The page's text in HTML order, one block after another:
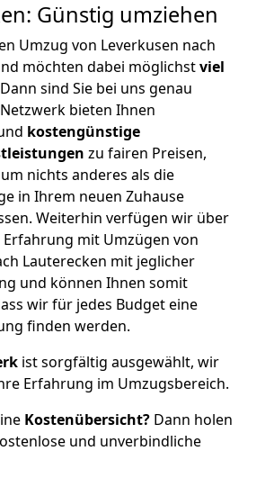
Günstig umziehen
Umzug von Leverkusen nach
möchten dabei möglichstviel
Dann sind Sie bei uns genau
bieten Ihnen
kostengünstige
zu fairen Preisen,
nichts anderes als die
in Ihrem neuen Zuhause
Weiterhin verfügen wir über
mit Umzügen von
Lauterecken mit jeglicher
und können Ihnen somit
wir für jedes Budget eine
finden werden.
ist sorgfältig ausgewählt, wir
Erfahrung im Umzugsbereich.
Kostenübersicht? Dann holen
und unverbindliche